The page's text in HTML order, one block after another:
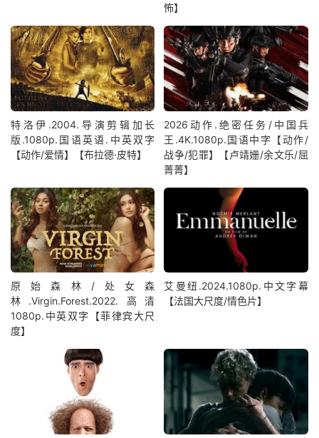
怖】
特洛伊.2004.导演剪辑加长
版.1080p.国语英语.中英双字
【动作/爱情】【布拉德·皮特】
2026动作.绝密任务/中国兵
王.4K.1080p.国语中字【动作/
战争/犯罪】【卢靖姗/余文乐/屈
菁菁】
原始森林/处女森
林.Virgin.Forest.2022.高清
1080p.中英双字【菲律宾大尺
度】
艾曼纽.2024.1080p.中文字幕
【法国大尺度/情色片】